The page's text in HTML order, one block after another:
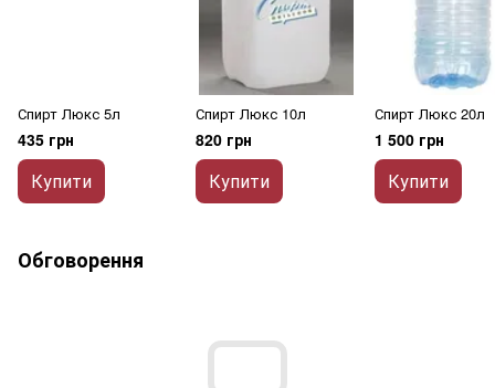
Спирт Люкс 5л
435 грн
Купити
Спирт Люкс 10л
820 грн
Купити
Спирт Люкс 20л
1 500 грн
Купити
Обговорення